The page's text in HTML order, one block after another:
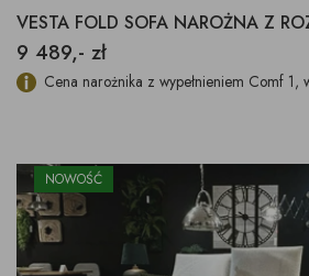
9 489,- zł
Cena narożnika z wypełnieniem Comf 1,
NOWOŚĆ